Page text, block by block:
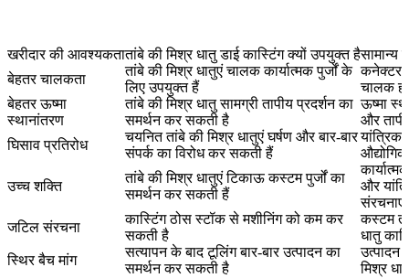
खरीदार की आवश्यकतातांबे की मिश्र धातु डाई कास्टिंग क्यों उपयुक्त हैसामान्य
बेहतर चालकता
तांबे की मिश्र धातुएं चालक कार्यात्मक पुर्जों के
लिए उपयुक्त हैं
कनेक्टर,
चालक
बेहतर ऊष्मा
स्थानांतरण
तांबे की मिश्र धातु सामग्री तापीय प्रदर्शन का
समर्थन कर सकती है
ऊष्मा
और
घिसाव प्रतिरोध
चयनित तांबे की मिश्र धातुएं घर्षण और बार-बार
संपर्क का विरोध कर सकती हैं
यांत्रिक
औद्योगिक
उच्च शक्ति
तांबे की मिश्र धातुएं टिकाऊ कस्टम पुर्जों का
समर्थन कर सकती हैं
और
संरचनाएं
जटिल संरचना
कास्टिंग ठोस स्टॉक से मशीनिंग को कम कर
सकती है
कस्टम
धातु
स्थिर बैच मांग
सत्यापन के बाद टूलिंग बार-बार उत्पादन का
समर्थन कर सकती है
उत्पादन
मिश्र